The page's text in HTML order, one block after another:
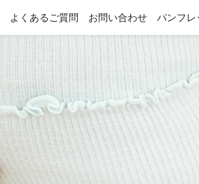
よくあるご質問 お問い合わせ パンフレ